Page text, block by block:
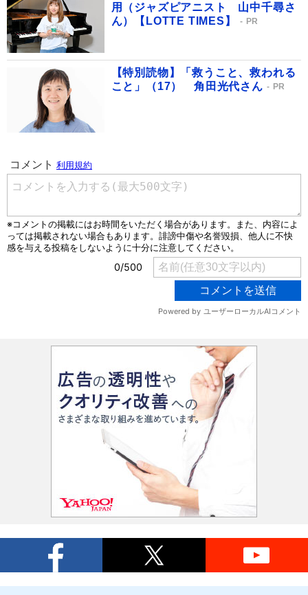
用（ジャズピアニスト 山中千尋さ
ん）【LOTTE TIMES】
PR
【特別読物】「救うこと、救われる
こと」（17） 角田光代さん
PR